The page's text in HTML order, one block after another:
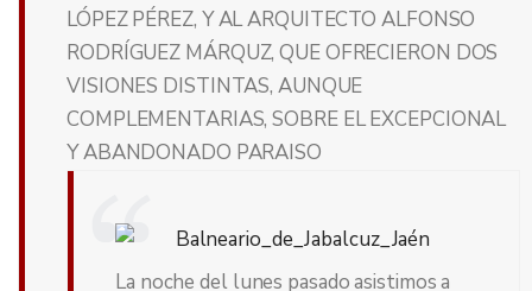
LÓPEZ PÉREZ, Y AL ARQUITECTO ALFONSO
RODRÍGUEZ MÁRQUZ, QUE OFRECIERON DOS
VISIONES DISTINTAS, AUNQUE
COMPLEMENTARIAS, SOBRE EL EXCEPCIONAL
Y ABANDONADO PARAISO
La noche del lunes pasado asistimos a